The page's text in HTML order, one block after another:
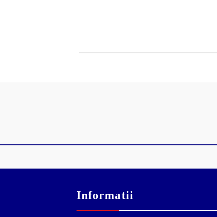
Informatii